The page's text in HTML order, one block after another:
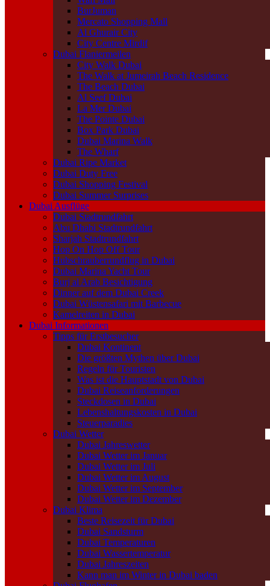
BurJuman
Mercato Shopping Mall
Al Ghurair City
City Centre Mirdif
Dubai Flaniermeilen
City Walk Dubai
The Walk at Jumeirah Beach Residence
The Beach Dubai
Al Seef Dubai
La Mer Dubai
The Pointe Dubai
Box Park Dubai
Dubai Marina Walk
The Wharf
Dubai Ripe Market
Dubai Duty Free
Dubai Shopping Festival
Dubai Summer Surprises
Dubai Ausflüge
Dubai Stadtrundfahrt
Abu Dhabi Stadtrundfahrt
Sharjah Stadtrundfahrt
Hop On Hop Off Tour
Hubschrauberrundflug in Dubai
Dubai Marina Yacht Tour
Burj al Arab Besichtigung
Dinner auf dem Dubai Creek
Dubai Wüstensafari mit Barbecue
Kamelreiten in Dubai
Dubai Informationen
Tipps für Erstbesucher
Dubai Kontinent
Die größten Mythen über Dubai
Regeln für Touristen
Was ist die Hauptstadt von Dubai
Dubai Reiseanforderungen
Steckdosen in Dubai
Lebenshaltungskosten in Dubai
Steuerparadies
Dubai Wetter
Dubai Jahreswetter
Dubai Wetter im Januar
Dubai Wetter im Juli
Dubai Wetter im August
Dubai Wetter im September
Dubai Wetter im Dezember
Dubai Klima
Beste Reisezeit für Dubai
Dubai Sandsturm
Dubai Temperaturen
Dubai Wassertemperatur
Dubai Jahreszeiten
Kann man im Winter in Dubai baden